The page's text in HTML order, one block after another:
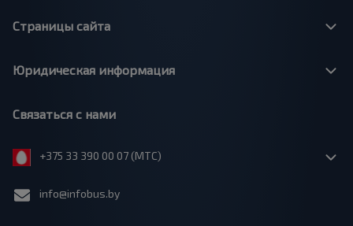
Страницы сайта
Юридическая информация
Связаться с нами
+375 33 390 00 07 (МТС)
info@infobus.by